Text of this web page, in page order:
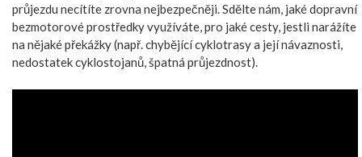
průjezdu necítíte zrovna nejbezpečněji. Sdělte nám, jaké dopravní
bezmotorové prostředky využíváte, pro jaké cesty, jestli narážíte
na nějaké překážky (např. chybějící cyklotrasy a její návaznosti,
nedostatek cyklostojanů, špatná průjezdnost).